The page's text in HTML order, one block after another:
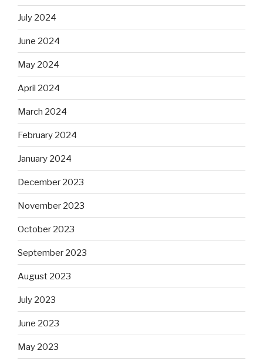
July 2024
June 2024
May 2024
April 2024
March 2024
February 2024
January 2024
December 2023
November 2023
October 2023
September 2023
August 2023
July 2023
June 2023
May 2023